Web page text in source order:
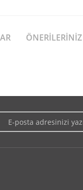
ÖNERILERINIZ
bulunuyor.